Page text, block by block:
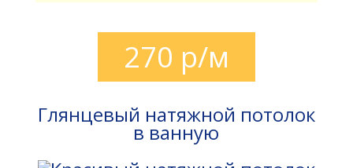
270 р/м
Глянцевый натяжной потолок
в ванную